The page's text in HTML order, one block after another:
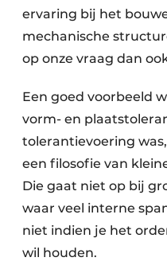
ervaring bij het
mechanische
op onze vraag dan
Een goed voorbeeld
vorm- en
tolerantievoering
een filosofie van
Die gaat niet op bij
waar veel interne
niet indien je het
wil houden.